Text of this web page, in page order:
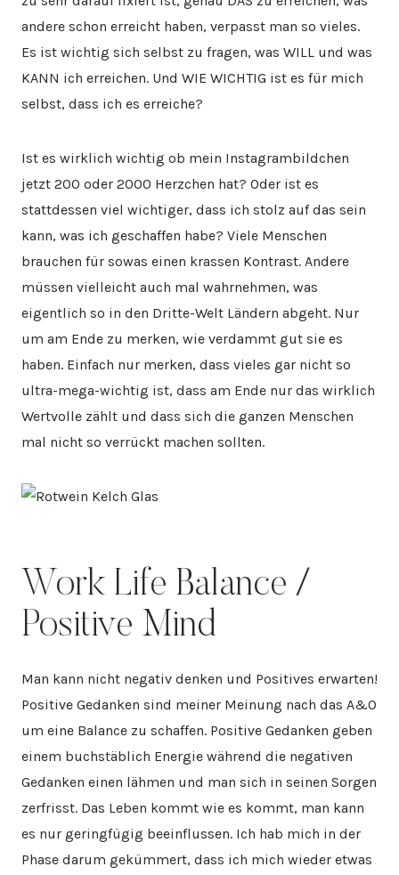
andere schon erreicht haben, verpasst man so vieles.
Es ist wichtig sich selbst zu fragen, was WILL und was
KANN ich erreichen. Und WIE WICHTIG ist es für mich
selbst, dass ich es erreiche?
Ist es wirklich wichtig ob mein Instagrambildchen
jetzt 200 oder 2000 Herzchen hat? Oder ist es
stattdessen viel wichtiger, dass ich stolz auf das sein
kann, was ich geschaffen habe? Viele Menschen
brauchen für sowas einen krassen Kontrast. Andere
müssen vielleicht auch mal wahrnehmen, was
eigentlich so in den Dritte-Welt Ländern abgeht. Nur
um am Ende zu merken, wie verdammt gut sie es
haben. Einfach nur merken, dass vieles gar nicht so
ultra-mega-wichtig ist, dass am Ende nur das wirklich
Wertvolle zählt und dass sich die ganzen Menschen
mal nicht so verrückt machen sollten.
Work Life Balance /
Positive Mind
Man kann nicht negativ denken und Positives erwarten!
Positive Gedanken sind meiner Meinung nach das A&O
um eine Balance zu schaffen. Positive Gedanken geben
einem buchstäblich Energie während die negativen
Gedanken einen lähmen und man sich in seinen Sorgen
zerfrisst. Das Leben kommt wie es kommt, man kann
es nur geringfügig beeinflussen. Ich hab mich in der
Phase darum gekümmert, dass ich mich wieder etwas